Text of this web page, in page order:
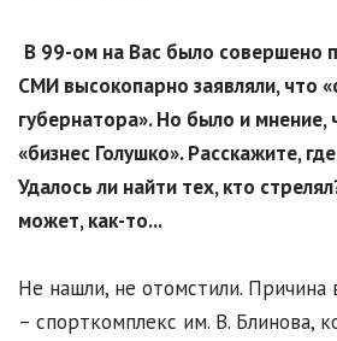
В 99-ом на Вас было совершено
СМИ высокопарно заявляли, что
губернатора». Но было и
«бизнес Голушко». Расскажите,
Удалось ли найти тех, кто
может, как-то...
Не нашли, не отомстили. Причина
– спорткомплекс им. В. Блинова,